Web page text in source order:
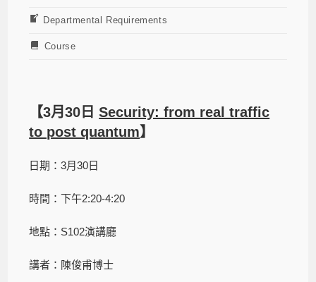
Departmental Requirements
Course
【3月30日Security: from real traffic
to post quantum】
日期：3月30日
時間：下午2:20-4:20
地點：S102演講廳
講者：陳俊甫博士